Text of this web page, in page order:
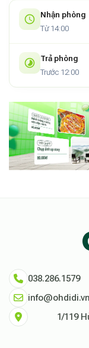
Nhận phòng
Từ 14:00
Trả phòng
Trước 12:00
038.286.1579
info@ohdidi.vn
1/119